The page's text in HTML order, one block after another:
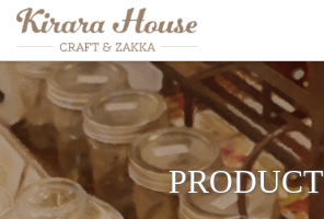
PRODUCT